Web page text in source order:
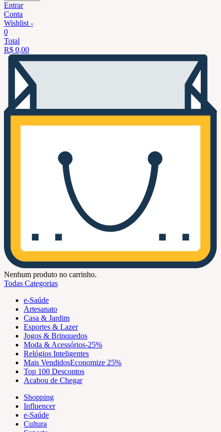
Entrar
Conta
Wishlist -
0
Total
R$ 0,00
Nenhum produto no carrinho.
Todas Categorias
e-Saúde
Artesanato
Casa & Jardim
Esportes & Lazer
Jogos & Brinquedos
Moda & Acessórios-25%
Relógios Inteligentes
Mais VendidosEconomize 25%
Top 100 Descontos
Acabou de Chegar
Shopping
Influencer
e-Saúde
Cultura